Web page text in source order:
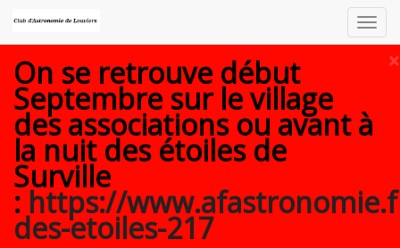
×
On se retrouve début
Septembre sur le village
des associations ou avant à
la nuit des étoiles de
Surville
: https://
des-etoiles-217